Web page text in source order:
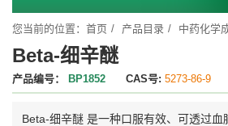
您当前的位置： 首页 产品目录 中药化学
Beta-细辛醚
产品编号： BP1852 CAS号: 5273-86-9
Beta-细辛醚 是一种口服有效、可透过